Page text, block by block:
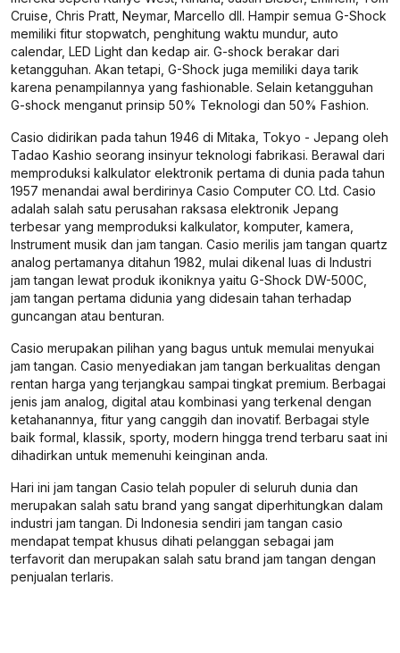
Cruise, Chris Pratt, Neymar, Marcello dll. Hampir semua G-Shock
memiliki fitur stopwatch, penghitung waktu mundur, auto
calendar, LED Light dan kedap air. G-shock berakar dari
ketangguhan. Akan tetapi, G-Shock juga memiliki daya tarik
karena penampilannya yang fashionable. Selain ketangguhan
G-shock menganut prinsip 50% Teknologi dan 50% Fashion.
Casio didirikan pada tahun 1946 di Mitaka, Tokyo - Jepang oleh
Tadao Kashio seorang insinyur teknologi fabrikasi. Berawal dari
memproduksi kalkulator elektronik pertama di dunia pada tahun
1957 menandai awal berdirinya Casio Computer CO. Ltd. Casio
adalah salah satu perusahan raksasa elektronik Jepang
terbesar yang memproduksi kalkulator, komputer, kamera,
Instrument musik dan jam tangan. Casio merilis jam tangan quartz
analog pertamanya ditahun 1982, mulai dikenal luas di Industri
jam tangan lewat produk ikoniknya yaitu G-Shock DW-500C,
jam tangan pertama didunia yang didesain tahan terhadap
guncangan atau benturan.
Casio merupakan pilihan yang bagus untuk memulai menyukai
jam tangan. Casio menyediakan jam tangan berkualitas dengan
rentan harga yang terjangkau sampai tingkat premium. Berbagai
jenis jam analog, digital atau kombinasi yang terkenal dengan
ketahanannya, fitur yang canggih dan inovatif. Berbagai style
baik formal, klassik, sporty, modern hingga trend terbaru saat ini
dihadirkan untuk memenuhi keinginan anda.
Hari ini jam tangan Casio telah populer di seluruh dunia dan
merupakan salah satu brand yang sangat diperhitungkan dalam
industri jam tangan. Di Indonesia sendiri jam tangan casio
mendapat tempat khusus dihati pelanggan sebagai jam
terfavorit dan merupakan salah satu brand jam tangan dengan
penjualan terlaris.